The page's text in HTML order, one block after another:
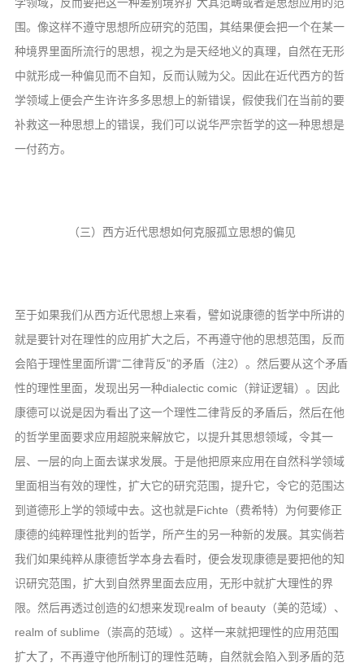
围。像这样不遵守思想所应研究的范围，其结果便会把一个在某一
种境界里面所流行的思想，视之为是天经地义的真理，自然在无形
中就形成一种偏见而不自知，反而认贼为父。因此在近代西方的哲
学领域上便会产生许许多多思想上的新错误，假使我们在当前的要
补救这一种思想上的错误，我们可以说华严宗哲学的这一种思想是
一付药方。
（三）西方近代思想如何克服孤立思想的偏见
至于如果我们从西方近代思想上来看，譬如说康德的哲学中所讲的
就是要针对在理性的应用扩大之后，不再遵守他的思想范围，反而
会陷于理性里面所谓“二律背反”的矛盾（注2）。然后要从这个矛盾
性的理性里面，发现出另一种dialectic comic（辩证逻辑）。因此
康德可以说是因为看出了这一个理性二律背反的矛盾后，然后在他
的哲学里面要求应用超脱来解放它，以提升其思想领域，令其一
层、一层的向上面去谋求发展。于是他把原来应用在自然科学领域
里面相当有效的理性，扩大它的研究范围，提升它，令它的范围达
到道德形上学的领域中去。这也就是Fichte（费希特）为何要修正
康德的纯粹理性批判的哲学，所产生的另一种新的发展。其实倘若
我们如果纯粹从康德哲学本身去看时，便会发现康德是要把他的知
识研究范围，扩大到自然界里面去应用，无形中就扩大理性的界
限。然后再透过创造的幻想来发现realm of beauty（美的范域）、
realm of sublime（崇高的范域）。这样一来就把理性的应用范围
扩大了，不再遵守他所制订的理性范畴，自然就会陷入到矛盾的范